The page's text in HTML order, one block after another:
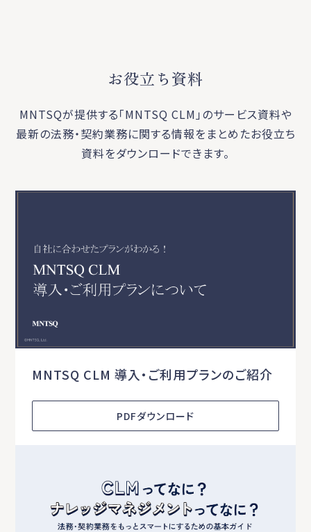
お役立ち資料
MNTSQが提供する「MNTSQ CLM」のサービス資料や
最新の法務・契約業務に関する情報をまとめたお役立ち
資料をダウンロードできます。
MNTSQ CLM 導入・ご利用プランのご紹介
PDFダウンロード